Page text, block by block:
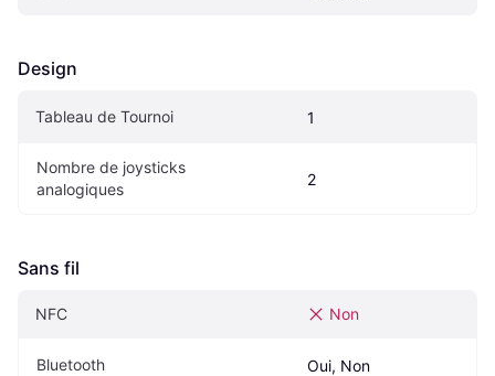
Design
Tableau de Tournoi 1
Nombre de joysticks
analogiques
2
Sans fil
NFC Non
Bluetooth Oui, Non